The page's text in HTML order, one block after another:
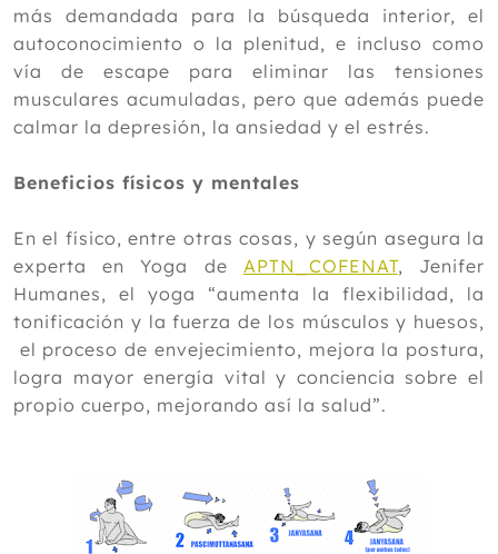
más demandada para la búsqueda interior, el
autoconocimiento o la plenitud, e incluso como
vía de escape para eliminar las tensiones
musculares acumuladas, pero que además puede
calmar la depresión, la ansiedad y el estrés.
Beneficios físicos y mentales
En el físico, entre otras cosas, y según asegura la
experta en Yoga de APTN_COFENAT, Jenifer
Humanes, el yoga “aumenta la flexibilidad, la
tonificación y la fuerza de los músculos y huesos,
el proceso de envejecimiento, mejora la postura,
logra mayor energía vital y conciencia sobre el
propio cuerpo, mejorando así la salud”.